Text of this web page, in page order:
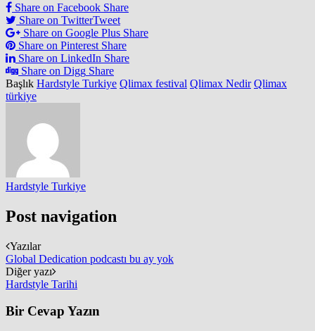
Share on Facebook Share
Share on TwitterTweet
Share on Google Plus Share
Share on Pinterest Share
Share on LinkedIn Share
Share on Digg Share
Başlık Hardstyle Turkiye Qlimax festival Qlimax Nedir Qlimax
türkiye
Hardstyle Turkiye
Post navigation
Yazılar
Global Dedication podcastı bu ay yok
Diğer yazı
Hardstyle Tarihi
Bir Cevap Yazın